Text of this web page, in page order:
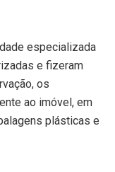
especializada
e fizeram
os
ao imóvel, em
plásticas e